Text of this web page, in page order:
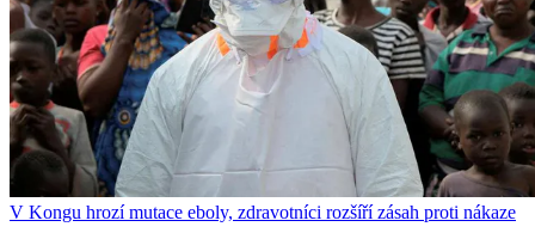
V Kongu hrozí mutace eboly, zdravotníci rozšíří zásah proti nákaze